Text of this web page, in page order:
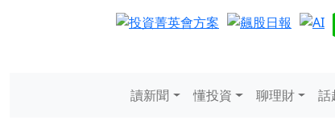
讀新聞 懂投資 聊理財 話